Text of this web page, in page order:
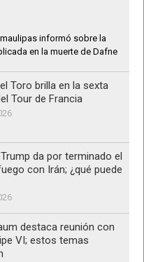
informó sobre la
en la muerte de Dafne
Toro brilla en la sexta
Tour de Francia
da por terminado el
con Irán; ¿qué puede
destaca reunión con
VI; estos temas